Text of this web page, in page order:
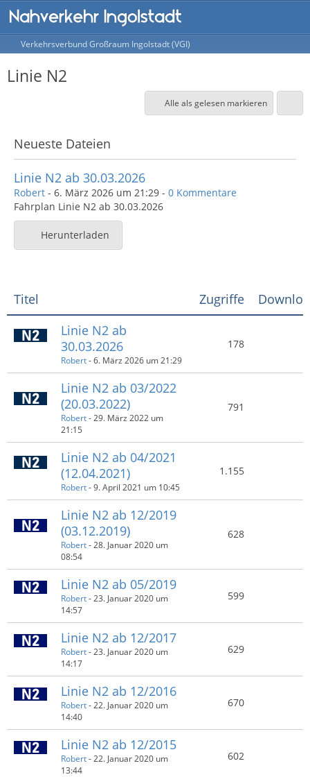
Verkehrsverbund Großraum Ingolstadt (VGI)
Linie N2
Alle als gelesen markieren
Neueste Dateien
Linie N2 ab 30.03.2026
Robert - 6. März 2026 um 21:29 - 0 Kommentare
Fahrplan Linie N2 ab 30.03.2026
Herunterladen
Titel Zugriffe
Linie N2 ab
30.03.2026
Robert-6. März 2026 um 21:29
178
Linie N2 ab 03/2022
(20.03.2022)
Robert-29. März 2022 um
21:15
791
Linie N2 ab 04/2021
(12.04.2021)
Robert-9. April 2021 um 10:45
1.155
Linie N2 ab 12/2019
(03.12.2019)
Robert-28. Januar 2020 um
08:54
628
Linie N2 ab 05/2019
Robert-23. Januar 2020 um
14:57
599
Linie N2 ab 12/2017
Robert-23. Januar 2020 um
14:17
629
​Linie N2 ab 12/2016
Robert-22. Januar 2020 um
14:40
670
Linie N2 ab 12/2015
Robert-22. Januar 2020 um
13:44
602